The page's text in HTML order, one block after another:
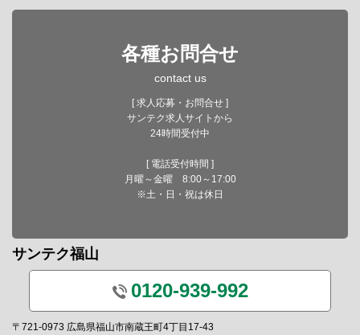
各種お問合せ
contact us
[ 求人応募・お問合せ ]
サンテク求人サイトから
24時間受付中
[ 電話受付時間 ]
月曜～金曜 8:00～17:00
※土・日・祝は休日
サンテク福山
0120-939-992
〒721-0973 広島県福山市南蔵王町4丁目17-43